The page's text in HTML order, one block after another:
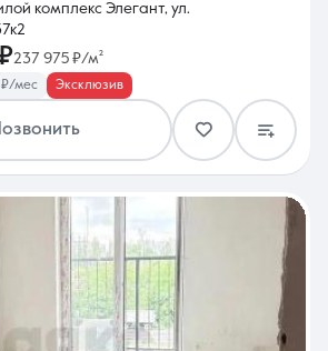
комплекс Элегант, ул.
237 975 ₽/м²
₽/мес Эксклюзив